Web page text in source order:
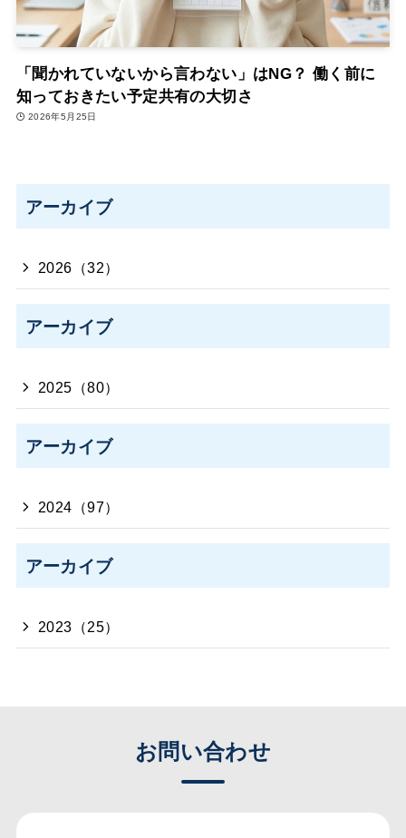
「聞かれていないから言わない」はNG？ 働く前に
知っておきたい予定共有の大切さ
2026年5月25日
アーカイブ
2026（32）
アーカイブ
2025（80）
アーカイブ
2024（97）
アーカイブ
2023（25）
お問い合わせ